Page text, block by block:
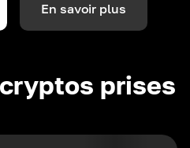
En savoir plus
prises